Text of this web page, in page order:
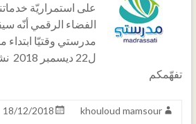
على استمراريّة
الفضاء الرقمي أنّه
مدرستي وقتيّا
تفهّمكم
khouloud mamsour
18/12/2018